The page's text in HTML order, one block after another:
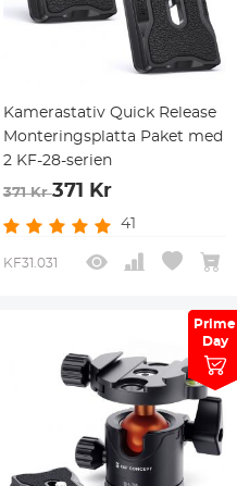
Kamerastativ Quick Release
Monteringsplatta Paket med
2 KF-28-serien
371 Kr371 Kr
41
KF31.031
Prime
Day
Prime
Day